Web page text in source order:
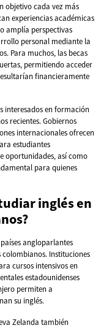
objetivo cada vez más
experiencias académicas
amplía perspectivas
personal mediante la
Para muchos, las becas
permitiendo acceder
financieramente
interesados en formación
recientes. Gobiernos
internacionales ofrecen
estudiantes
oportunidades, así como
para quienes
inglés en
angloparlantes
Instituciones
cursos intensivos en
estadounidenses
permiten a
su inglés.
Zelanda también